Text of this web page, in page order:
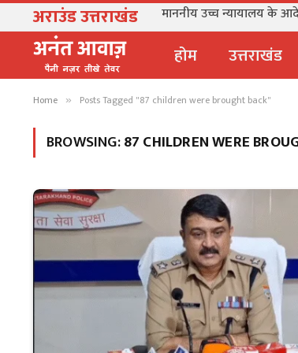
अराउंड उत्तराखंड माननीय उच्च न्यायालय के
होम उत्तराखंड
Home » Posts Tagged "87 children were brought back"
BROWSING:87 CHILDREN WERE